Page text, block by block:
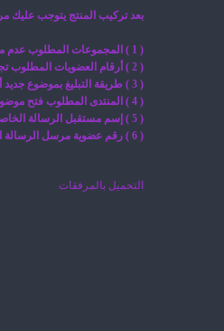
بعد تركيب المنتج يتوجب عليك
( 1 ) المجموعات المطلوب عدم مراقبتها كمجموعة المشرف العام مثلا .
( 2 ) أرقام العضويات المطلوب تجاهلها .
( 3 ) طريقة التبليغ بموضوع جديد أو رسالة خاصة أو بهما معا .
( 4 ) المنتدى المطلوب فتح موضوع التبليغ فيه .
( 5 ) إسم مستقبل الرسالة الخاصة .
( 6 ) رقم عضوية مرسل الرسالة الخاصة .
التحميل بالمرفقات